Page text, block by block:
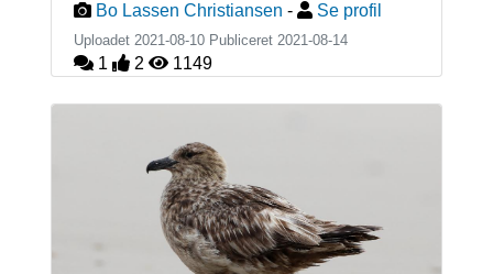
Bo Lassen Christiansen - Se profil
Uploadet 2021-08-10 Publiceret 2021-08-14
1 2 1149